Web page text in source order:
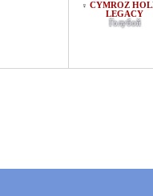
♀ CYMROZ
LEGACY
Голубой